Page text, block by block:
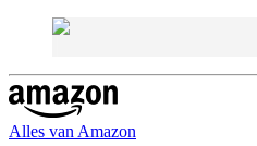
Alles van Amazon